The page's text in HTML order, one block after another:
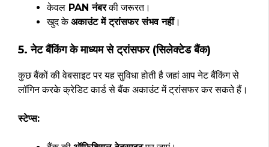
केवल PAN नंबरकी जरूरत।
खुद केअकाउंट में ट्रांसफर संभव नहीं।
5. नेट बैंकिंग के माध्यम से ट्रांसफर (सिलेक्टेड बैंक)
कुछ बैंकों की वेबसाइट पर यह सुविधा होती है जहां आप नेट बैंकिंग से
लॉगिन करके क्रेडिट कार्ड से बैंक अकाउंट में ट्रांसफर कर सकते हैं।
स्टेप्स: